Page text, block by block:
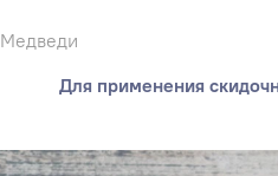
Медведи
Для применения